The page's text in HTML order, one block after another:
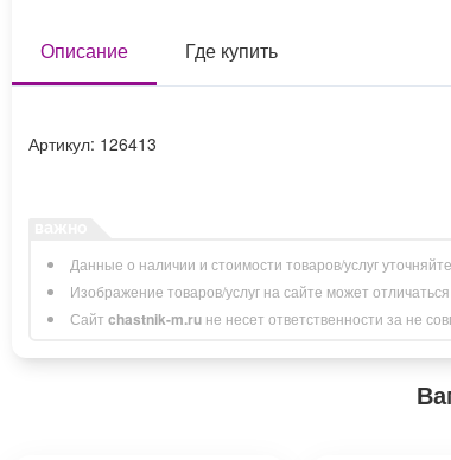
Описание Где купить
Артикул: 126413
Данные о наличии и стоимости товаров/услуг
Изображение товаров/услуг на сайте может
Сайт chastnik-m.ru не несет ответственности за не